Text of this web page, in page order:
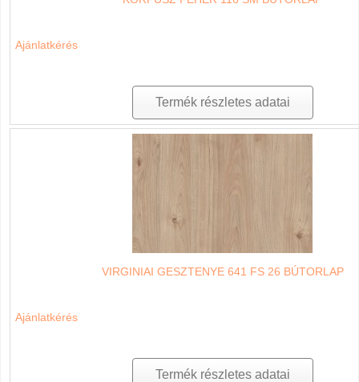
Ajánlatkérés
Termék részletes adatai
VIRGINIAI GESZTENYE 641 FS 26 BÚTORLAP
Ajánlatkérés
Termék részletes adatai